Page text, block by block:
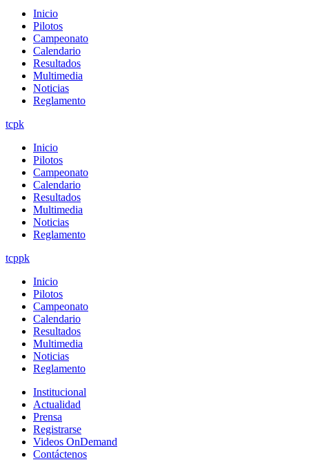
Inicio
Pilotos
Campeonato
Calendario
Resultados
Multimedia
Noticias
Reglamento
tcpk
Inicio
Pilotos
Campeonato
Calendario
Resultados
Multimedia
Noticias
Reglamento
tcppk
Inicio
Pilotos
Campeonato
Calendario
Resultados
Multimedia
Noticias
Reglamento
Institucional
Actualidad
Prensa
Registrarse
Videos OnDemand
Contáctenos